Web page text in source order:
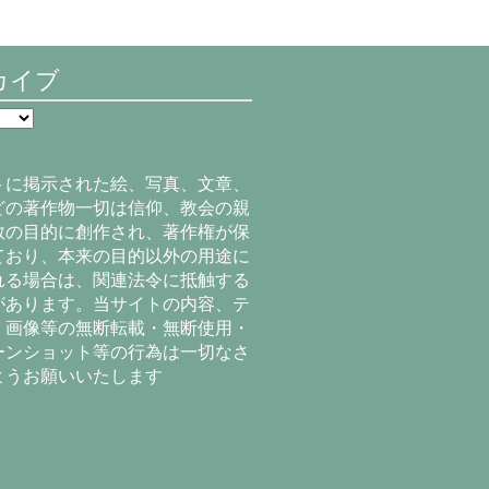
イブ
掲示された絵、写真、文章、
の著作物一切は信仰、教会の親
の目的に創作され、著作権が保
おり、本来の目的以外の用途に
る場合は、関連法令に抵触する
あります。当サイトの内容、テ
像等の無断転載・無断使用・
ショット等の行為は一切なさ
うお願いいたします